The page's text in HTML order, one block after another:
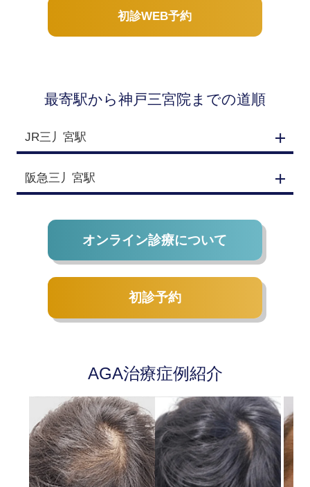
初診WEB予約
最寄駅から神戸三宮院までの道順
JR三丿宮駅
阪急三丿宮駅
オンライン診療について
初診予約
AGA治療症例紹介